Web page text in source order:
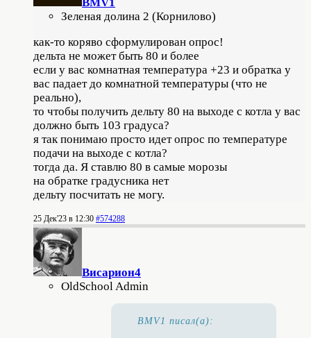
Зеленая долина 2 (Корнилово)
как-то коряво сформулирован опрос!
дельта не может быть 80 и более
если у вас комнатная температура +23 и обратка у
вас падает до комнатной температуры (что не
реально),
то чтобы получить дельту 80 на выходе с котла у вас
должно быть 103 градуса?
я так понимаю просто идет опрос по температуре
подачи на выходе с котла?
тогда да. Я ставлю 80 в самые морозы
на обратке градусника нет
дельту посчитать не могу.
25 Дек'23 в 12:30 #574288
Висариoн4
OldSchool Admin
BMV1 писал(а):